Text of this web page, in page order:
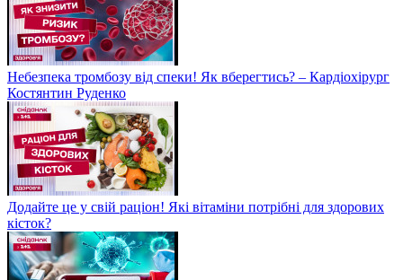
Небезпека тромбозу від спеки! Як вберегтись? – Кардіохірург
Костянтин Руденко
Додайте це у свій раціон! Які вітаміни потрібні для здорових
кісток?